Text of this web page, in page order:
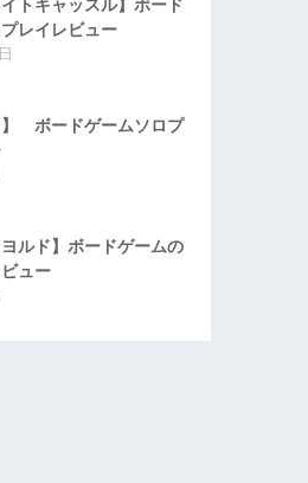
イトキャッスル】ボード
レイレビュー
】 ボードゲームソロプ
ヨルド】ボードゲームの
ビュー